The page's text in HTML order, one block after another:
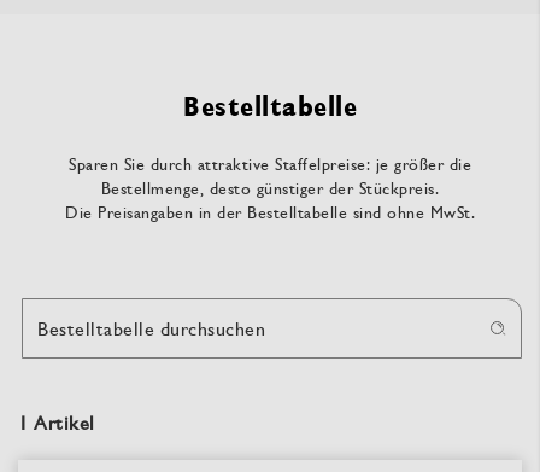
Bestelltabelle
Sparen Sie durch attraktive Staffelpreise: je größer die
Bestellmenge, desto günstiger der Stückpreis.
Die Preisangaben in der Bestelltabelle sind ohne MwSt.
1 Artikel
Bestelltabelle durchsuchen